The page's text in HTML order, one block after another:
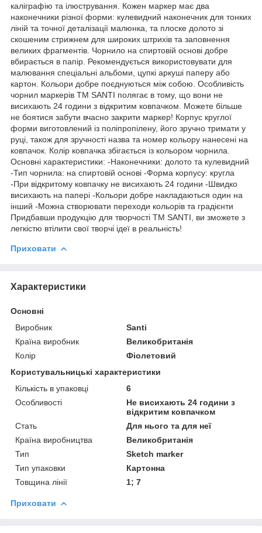
каліграфію та ілюстрування. Кожен маркер має два
наконечники різної форми: кулевидний наконечник для тонких
ліній та точної деталізації малюнка, та плоске долото зі
скошеним стрижнем для широких штрихів та заповнення
великих фрагментів. Чорнило на спиртовій основі добре
вбирається в папір. Рекомендується використовувати для
малювання спеціальні альбоми, цупкі аркуші паперу або
картон. Кольори добре поєднуються між собою. Особливість
чорнил маркерів ТМ SANTI полягає в тому, що вони не
висихають 24 години з відкритим ковпачком. Можете більше
не боятися забути вчасно закрити маркер! Корпус круглої
форми виготовлений із поліпропілену, його зручно тримати у
руці, також для зручності назва та номер кольору нанесені на
ковпачок. Колір ковпачка збігається із кольором чорнила.
Основні характеристики: -Наконечники: долото та кулевидний
-Тип чорнила: на спиртовій основі -Форма корпусу: кругла
-При відкритому ковпачку не висихають 24 години -Швидко
висихають на папері -Кольори добре накладаються один на
інший -Можна створювати переходи кольорів та градієнти
Придбавши продукцію для творчості ТМ SANTI, ви зможете з
легкістю втілити свої творчі ідеї в реальність!
Приховати
Характеристики
Основні
Виробник
Santi
Країна виробник
Великобританія
Колір
Фіолетовий
Користувальницькі характеристики
Кількість в упаковці
6
Особливості
Не висихають 24 години з
відкритим ковпачком
Стать
Для нього та для неї
Країна виробництва
Великобританія
Тип
Sketch marker
Тип упаковки
Картонна
Товщина лінії
1; 7
Приховати